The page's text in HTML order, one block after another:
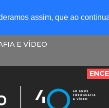
assim, que ao
E VÍDEO